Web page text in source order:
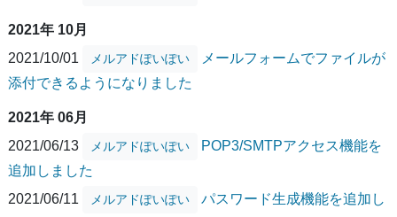
2021年 10月
2021/10/01
メルアドぽいぽい
メールフォームでファイルが
添付できるようになりました
2021年 06月
2021/06/13
メルアドぽいぽい
POP3/SMTPアクセス機能を
追加しました
2021/06/11
メルアドぽいぽい
パスワード生成機能を追加し